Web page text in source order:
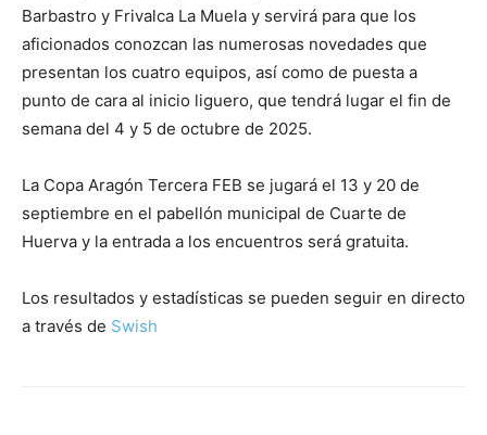
Barbastro y Frivalca La Muela y servirá para que los
aficionados conozcan las numerosas novedades que
presentan los cuatro equipos, así como de puesta a
punto de cara al inicio liguero, que tendrá lugar el fin de
semana del 4 y 5 de octubre de 2025.
La Copa Aragón Tercera FEB se jugará el 13 y 20 de
septiembre en el pabellón municipal de Cuarte de
Huerva y la entrada a los encuentros será gratuita.
Los resultados y estadísticas se pueden seguir en directo
a través de Swish